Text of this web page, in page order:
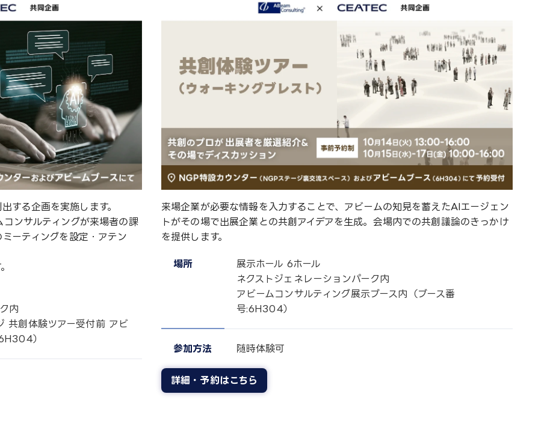
る企画を実施します。
ンサルティングが来場者の課
ーティングを設定・アテン
内
共創体験ツアー受付前 アビ
）
来場企業が必要な情報を入力することで、アビームの知見を蓄えたAIエージェン
トがその場で出展企業との共創アイデアを生成。会場内での共創議論のきっかけ
を提供します。
場所
展示ホール 6ホール
ネクストジェネレーションパーク内
アビームコンサルティング展示ブース内（ブース番
号:6H304）
参加方法 随時体験可
詳細・予約はこちら